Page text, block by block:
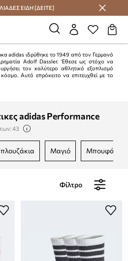
με το Answear Club
ΕΙΔΗ [ΔΕΙΤΕ]
adidas ιδρύθηκε το 1949 από τον Γερμανό
Adolf Dassler. Έθεσε ως στόχο να
τον καλύτερο αθλητικό εξοπλισμό
Αυτό επρόκειτο να επιτευχθεί με το
adidas Performance
43
μαγιό μπουφάν
Φίλτρο